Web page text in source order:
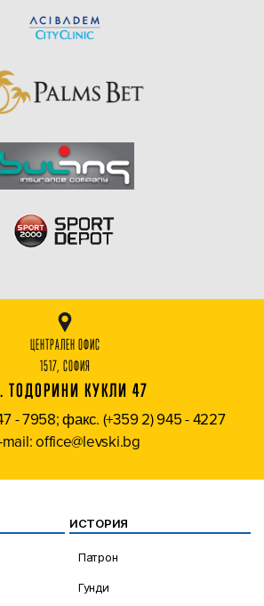
ЦЕНТРАЛЕН ОФИС
1517, СОФИЯ
ТОДОРИНИ КУКЛИ 47
- 7958; факс. (+359 2) 945 - 4227
office@levski.bg
ИСТОРИЯ
Патрон
Гунди